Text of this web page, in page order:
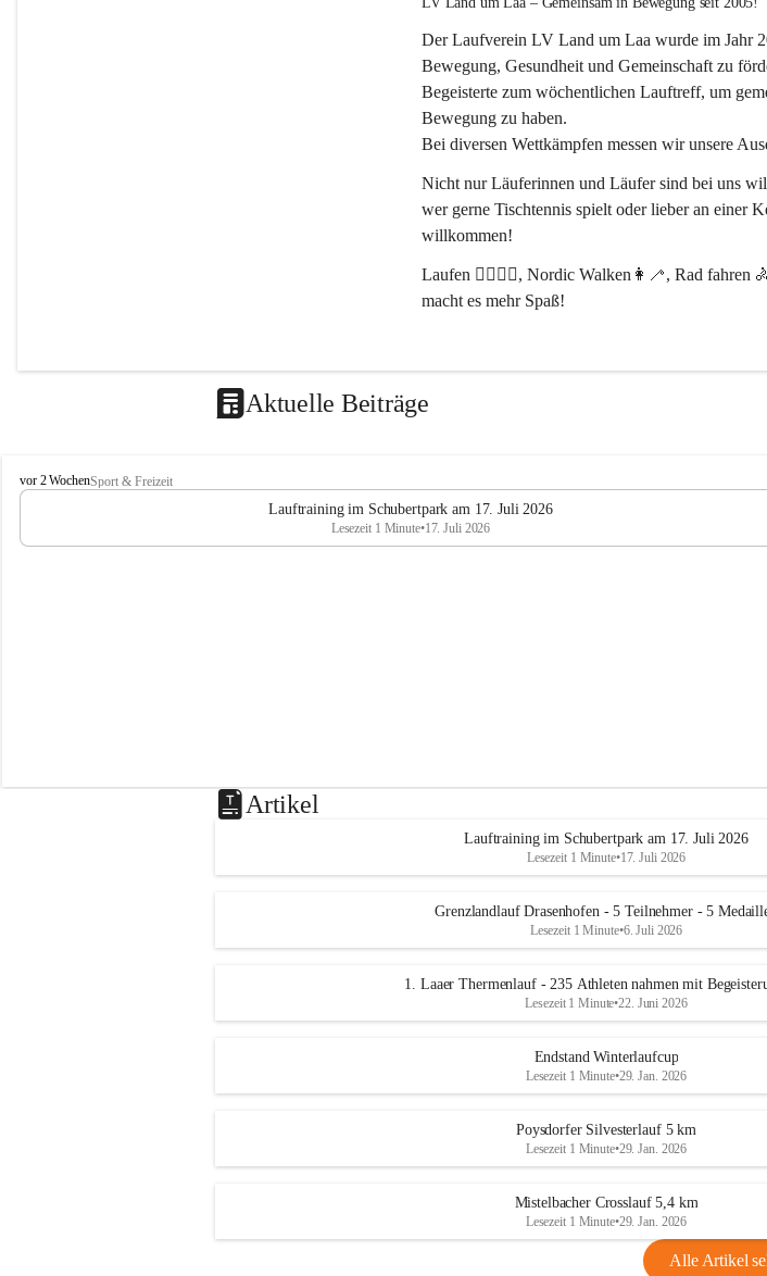
Der Laufverein LV Land um Laa wurde im Jahr
Bewegung, Gesundheit und Gemeinschaft zu
Begeisterte zum wöchentlichen Lauftreff, um
Bewegung zu haben.
Bei diversen Wettkämpfen messen wir unsere
Nicht nur Läuferinnen und Läufer sind bei uns
wer gerne Tischtennis spielt oder lieber an einer
willkommen!
Laufen 🏃‍♂️🏃‍♀️, Nordic Walken👩‍🦯, Rad fahren
macht es mehr Spaß!
Aktuelle Beiträge
L
V
a
vor 2 WochenSport & Freizeit
Lauftraining im Schubertpark am 17. Juli 2026
Lesezeit 1 Minute•17. Juli 2026
Artikel
Lauftraining im Schubertpark am 17. Juli 2026
Lesezeit 1 Minute•17. Juli 2026
Grenzlandlauf Drasenhofen - 5 Teilnehmer - 5
Lesezeit 1 Minute•6. Juli 2026
1. Laaer Thermenlauf - 235 Athleten nahmen mit
Lesezeit 1 Minute•22. Juni 2026
Endstand Winterlaufcup
Lesezeit 1 Minute•29. Jan. 2026
Poysdorfer Silvesterlauf 5 km
Lesezeit 1 Minute•29. Jan. 2026
Mistelbacher Crosslauf 5,4 km
Lesezeit 1 Minute•29. Jan. 2026
Alle Artikel